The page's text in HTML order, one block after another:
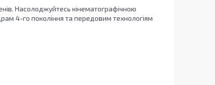
Насолоджуйтесь кінематографічною
4-го покоління та передовим технологіям